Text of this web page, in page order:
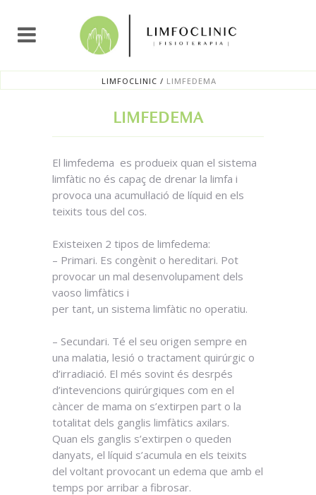
LIMFOCLINIC / LIMFEDEMA
LIMFEDEMA
El limfedema es produeix quan el sistema
limfàtic no és capaç de drenar la limfa i
provoca una acumul·lació de líquid en els
teixits tous del cos.
Existeixen 2 tipos de limfedema:
– Primari. Es congènit o hereditari. Pot
provocar un mal desenvolupament dels
vaoso limfàtics i
per tant, un sistema limfàtic no operatiu.
– Secundari. Té el seu origen sempre en
una malatia, lesió o tractament quirúrgic o
d’irradiació. El més sovint és desrpés
d’intevencions quirúrgiques com en el
càncer de mama on s’extirpen part o la
totalitat dels ganglis limfàtics axilars.
Quan els ganglis s’extirpen o queden
danyats, el líquid s’acumula en els teixits
del voltant provocant un edema que amb el
temps por arribar a fibrosar.